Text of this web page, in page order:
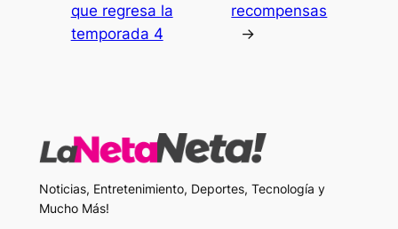
que regresa la
temporada 4
recompensas
→
Noticias, Entretenimiento, Deportes, Tecnología y
Mucho Más!